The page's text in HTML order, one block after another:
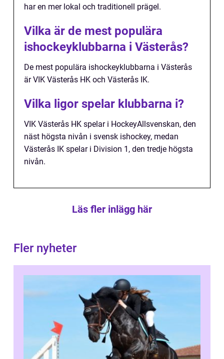
har en mer lokal och traditionell prägel.
Vilka är de mest populära
ishockeyklubbarna i Västerås?
De mest populära ishockeyklubbarna i Västerås
är VIK Västerås HK och Västerås IK.
Vilka ligor spelar klubbarna i?
VIK Västerås HK spelar i HockeyAllsvenskan, den
näst högsta nivån i svensk ishockey, medan
Västerås IK spelar i Division 1, den tredje högsta
nivån.
Läs fler inlägg här
Fler nyheter